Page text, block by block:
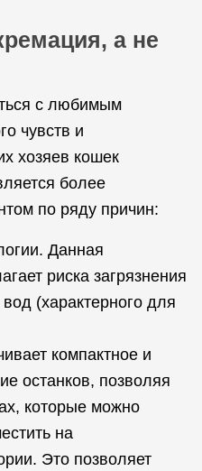
а не
с любимым
чувств и
хозяев кошек
более
по ряду причин:
Данная
риска загрязнения
(характерного для
компактное и
останков, позволяя
которые можно
на
Это позволяет